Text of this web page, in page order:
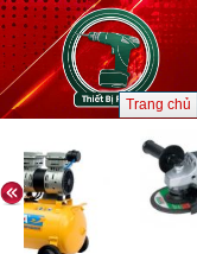
Trang chủ